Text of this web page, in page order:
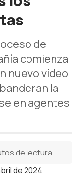
de
comienza
nuevo vídeo
la
en agentes
de 2024
de lectura